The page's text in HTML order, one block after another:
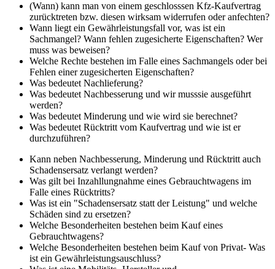
(Wann) kann man von einem geschlosssen Kfz-Kaufvertrag
zurücktreten bzw. diesen wirksam widerrufen oder anfechten?
Wann liegt ein Gewährleistungsfall vor, was ist ein
Sachmangel? Wann fehlen zugesicherte Eigenschaften? Wer
muss was beweisen?
Welche Rechte bestehen im Falle eines Sachmangels oder bei
Fehlen einer zugesicherten Eigenschaften?
Was bedeutet Nachlieferung?
Was bedeutet Nachbesserung und wir musssie ausgeführt
werden?
Was bedeutet Minderung und wie wird sie berechnet?
Was bedeutet Rücktritt vom Kaufvertrag und wie ist er
durchzuführen?
Kann neben Nachbesserung, Minderung und Rücktritt auch
Schadensersatz verlangt werden?
Was gilt bei Inzahllungnahme eines Gebrauchtwagens im
Falle eines Rücktritts?
Was ist ein "Schadensersatz statt der Leistung" und welche
Schäden sind zu ersetzen?
Welche Besonderheiten bestehen beim Kauf eines
Gebrauchtwagens?
Welche Besonderheiten bestehen beim Kauf von Privat- Was
ist ein Gewährleistungsauschluss?